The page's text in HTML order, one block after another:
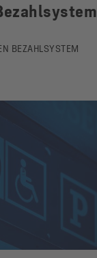
BEZAHLSYSTEM